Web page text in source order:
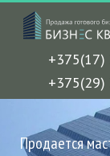
Продается